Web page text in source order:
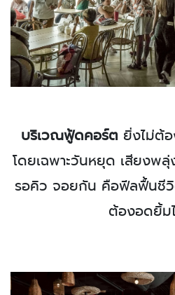
บริเวณฟู้ดคอร์ต ยิ่งไม่ต้
โดยเฉพาะวันหยุด เสียงพลุ่
รอคิว จอยกัน คือฟีลฟื้นชี
ต้องอดยิ้ม